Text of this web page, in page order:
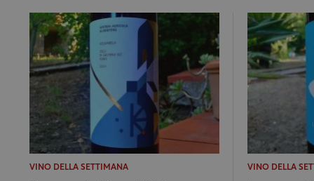
VINO DELLA SETTIMANA VINO DELLA